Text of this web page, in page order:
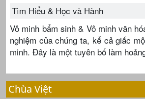
Tìm Hiểu & Học và Hành
Vô minh bẩm sinh & Vô minh văn
nghiệm của chúng ta, kể cả giấc
minh. Đây là một tuyên bố làm
Chùa Việt